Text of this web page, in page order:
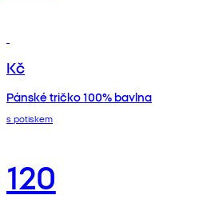
Kč
Pánské tričko 100% bavlna
s potiskem
120